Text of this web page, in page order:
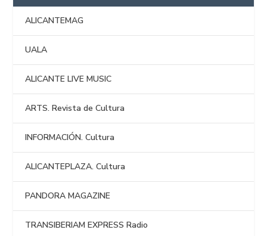
ALICANTEMAG
UALA
ALICANTE LIVE MUSIC
ARTS. Revista de Cultura
INFORMACIÓN. Cultura
ALICANTEPLAZA. Cultura
PANDORA MAGAZINE
TRANSIBERIAM EXPRESS Radio